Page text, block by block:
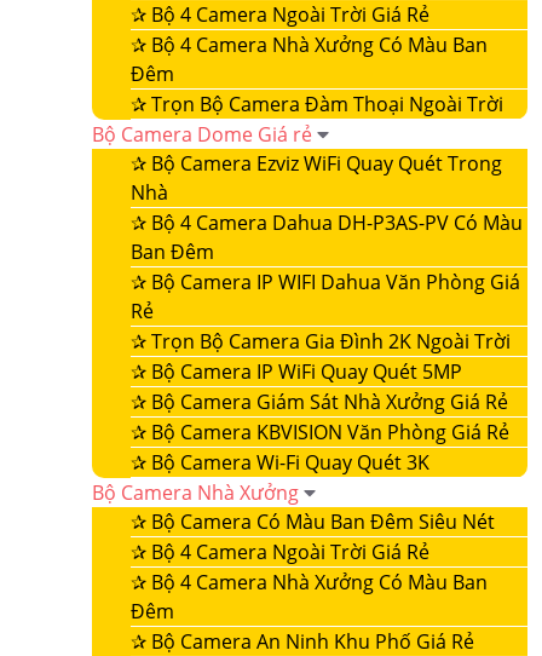
✰ Bộ 4 Camera Ngoài Trời Giá Rẻ
✰ Bộ 4 Camera Nhà Xưởng Có Màu Ban
Đêm
✰Trọn Bộ Camera Đàm Thoại Ngoài Trời
Bộ Camera Dome Giá rẻ
✰ Bộ Camera Ezviz WiFi Quay Quét Trong
Nhà
✰ Bộ 4 Camera Dahua DH-P3AS-PV Có Màu
Ban Đêm
✰ Bộ Camera IP WIFI Dahua Văn Phòng Giá
Rẻ
✰Trọn Bộ Camera Gia Đình 2K Ngoài Trời
✰ Bộ Camera IP WiFi Quay Quét 5MP
✰ Bộ Camera Giám Sát Nhà Xưởng Giá Rẻ
✰ Bộ Camera KBVISION Văn Phòng Giá Rẻ
✰ Bộ Camera Wi-Fi Quay Quét 3K
Bộ Camera Nhà Xưởng
✰ Bộ Camera Có Màu Ban Đêm Siêu Nét
✰ Bộ 4 Camera Ngoài Trời Giá Rẻ
✰ Bộ 4 Camera Nhà Xưởng Có Màu Ban
Đêm
✰ Bộ Camera An Ninh Khu Phố Giá Rẻ